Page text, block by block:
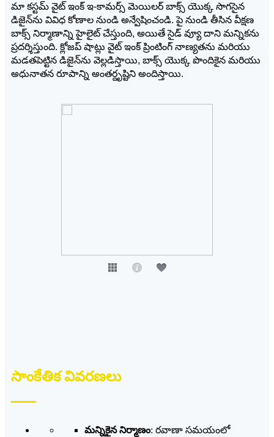
మా కస్టమ్ వైట్ ఇంక్ ఇ-కామర్స్ మెయిలర్ బాక్స్ యొక్క సొగసైన
డిజైన్‌ను వివిధ కోణాల నుండి అన్వేషించండి. పై నుండి తీసిన వీక్షణ
బాక్స్ నిర్మాణాన్ని హైలైట్ చేస్తుంది, అయితే సైడ్ వ్యూ దాని మన్నికను
ప్రదర్శిస్తుంది. క్లోజప్ షాట్లు వైట్ ఇంక్ ప్రింటింగ్ నాణ్యతను మరియు
మడతపెట్టిన డిజైన్‌ను వెల్లడిస్తాయి, బాక్స్ యొక్క పొందికైన మరియు
అధునాతన రూపాన్ని అంతర్దృష్టిని అందిస్తాయి.
సాంకేతిక వివరణలు
మన్నికైన నిర్మాణం: రవాణా సమయంలో